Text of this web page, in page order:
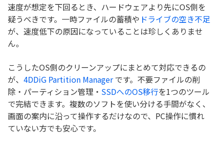
速度が想定を下回るとき、ハードウェアより先にOS側を
疑うべきです。一時ファイルの蓄積や ドライブの空き不足
が、速度低下の原因になっていることは珍しくありませ
ん。
こうしたOS側のクリーンアップにまとめて対応できるの
が、 4DDiG Partition Managerです。不要ファイルの削
除・パーティション管理・ SSDへのOS移行を1つのツール
で完結できます。複数のソフトを使い分ける手間がなく、
画面の案内に沿って操作するだけなので、PC操作に慣れ
ていない方でも安心です。